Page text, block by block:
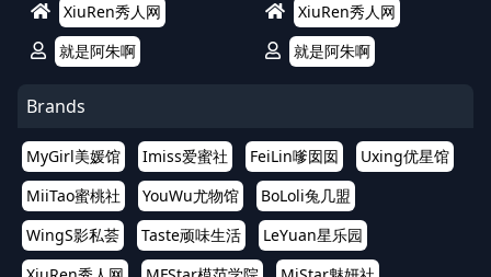
XiuRen秀人网
就是阿朱啊
XiuRen秀人网
就是阿朱啊
Brands
MyGirl美媛馆 Imiss爱蜜社 FeiLin嗲囡囡
Uxing优星馆
MiiTao蜜桃社
YouWu尤物馆
BoLoli兔几盟
WingS影私荟
Taste顽味生活
LeYuan星乐园